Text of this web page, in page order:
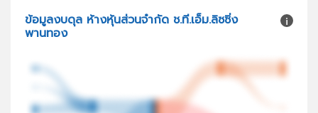
ข้อมูลงบดุล ห้างหุ้นส่วนจำกัด ช.ที.เอ็ม.ลิซซิ่ง
พานทอง